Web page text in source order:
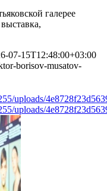
галерее
07-15T12:48:00+03:00
borisov-musatov-
uploads/
uploads/